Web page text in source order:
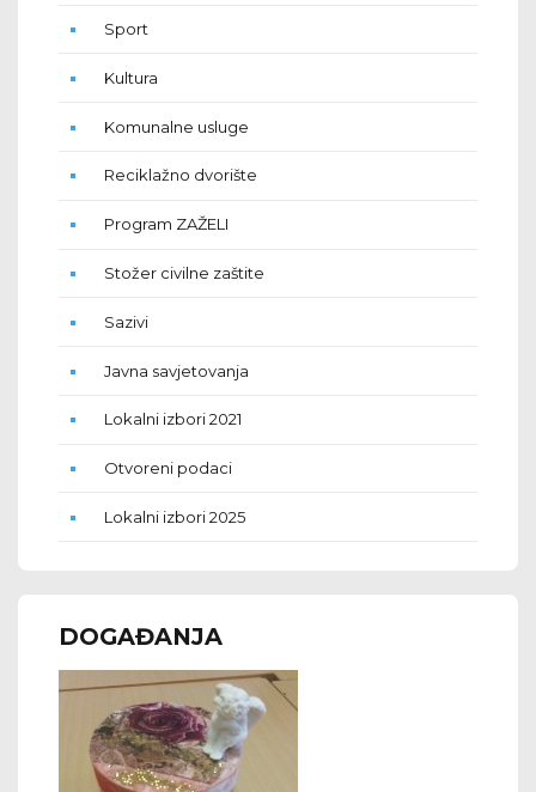
Sport
Kultura
Komunalne usluge
Reciklažno dvorište
Program ZAŽELI
Stožer civilne zaštite
Sazivi
Javna savjetovanja
Lokalni izbori 2021
Otvoreni podaci
Lokalni izbori 2025
DOGAĐANJA